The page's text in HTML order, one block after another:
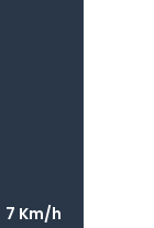
7 Km/h